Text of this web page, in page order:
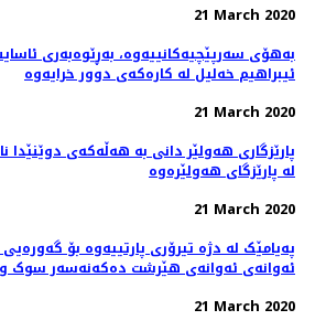
21 March 2020
بەهۆی سەرپێچیەکانییەوە، بەڕێوەبەری
ئیبراهیم خەلیل لە کارەکەی دوور خرایەوە
21 March 2020
لە پارێزگای هەولێرەوە
21 March 2020
پەیامێک لە دژە تیرۆری پارتییەوە بۆ
ئەوانەی ئەوانەی هێرشت دەکەنەسەر سوک و
21 March 2020